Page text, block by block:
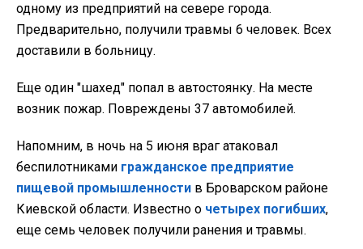
одному из предприятий на севере города.
Предварительно, получили травмы 6 человек. Всех
доставили в больницу.
Еще один "шахед" попал в автостоянку. На месте
возник пожар. Повреждены 37 автомобилей.
Напомним, в ночь на 5 июня враг атаковал
беспилотниками гражданское предприятие
пищевой промышленности в Броварском районе
Киевской области. Известно о четырех погибших,
еще семь человек получили ранения и травмы.